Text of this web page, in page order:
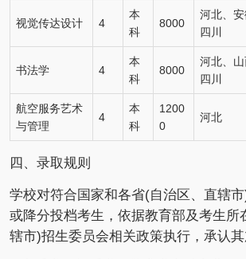
视觉传达设计 4
本
科
8000
河北、安
四川
书法学 4
本
科
8000
河北、山
四川
航空服务艺术
与管理
4
本
科
1200
0
河北
四、录取规则
学校对符合国家和各省(自治区、直辖
或降分投档考生，依据教育部及考生所
辖市)招生委员会相关政策执行，承认其